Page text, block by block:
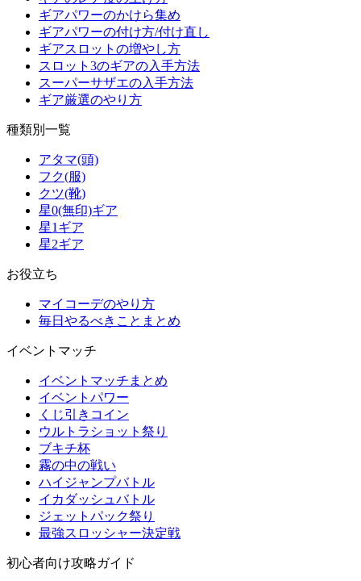
ギアパワーのかけら集め
ギアパワーの付け方/付け直し
ギアスロットの増やし方
スロット3のギアの入手方法
スーパーサザエの入手方法
ギア厳選のやり方
種類別一覧
アタマ(頭)
フク(服)
クツ(靴)
星0(無印)ギア
星1ギア
星2ギア
お役立ち
マイコーデのやり方
毎日やるべきことまとめ
イベントマッチ
イベントマッチまとめ
イベントパワー
くじ引きコイン
ウルトラショット祭り
ブキチ杯
霧の中の戦い
ハイジャンプバトル
イカダッシュバトル
ジェットパック祭り
最強スロッシャー決定戦
初心者向け攻略ガイド